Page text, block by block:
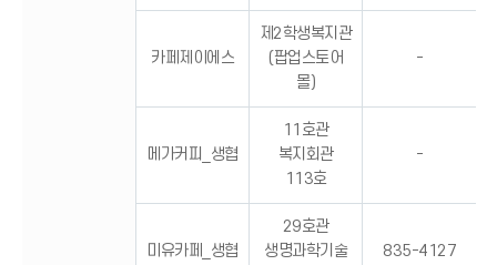
카페제이에스
제2학생복지관
(팝업스토어
몰)
-
메가커피_생협
11호관
복지회관
113호
-
미유카페_생협
29호관
생명과학기술
835-4127